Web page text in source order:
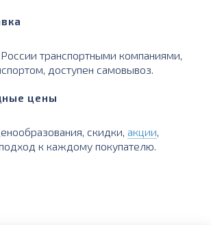
транспортными компаниями,
доступен самовывоз.
цены
скидки, акции,
к каждому покупателю.